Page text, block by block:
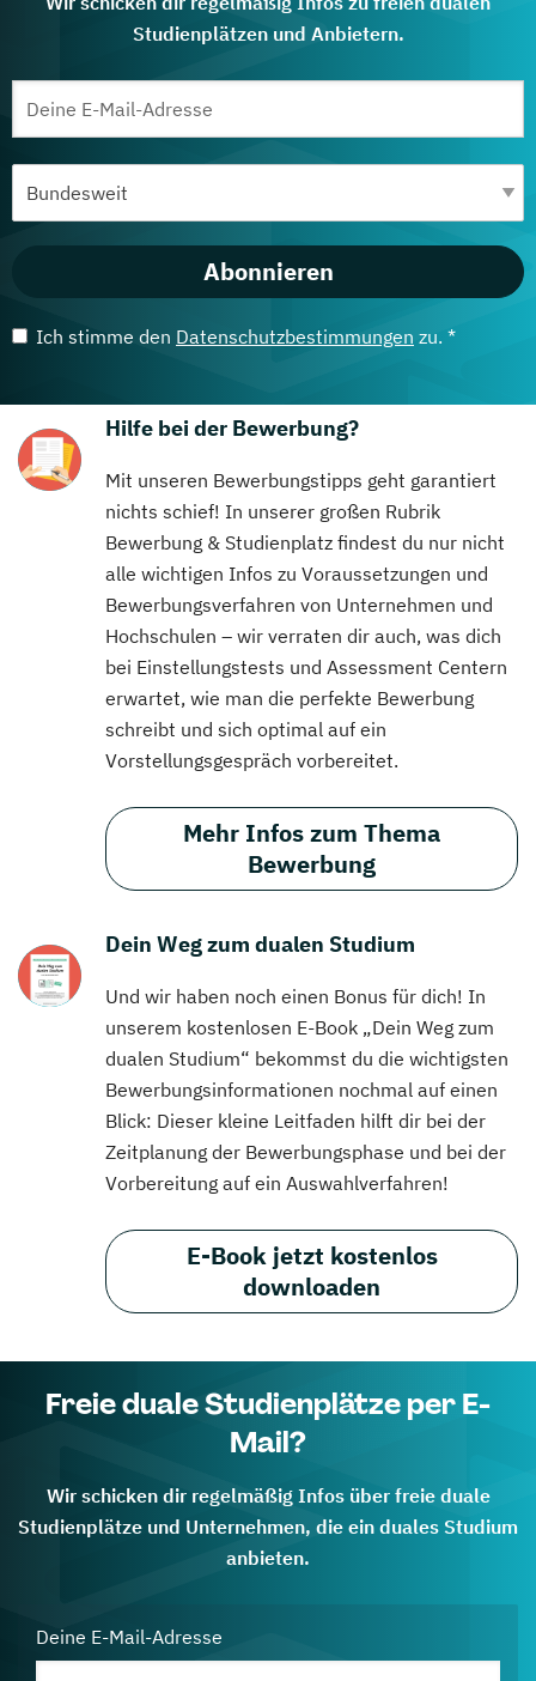
Studienplätzen und Anbietern.
Abonnieren
Ich stimme den Datenschutzbestimmungen zu. *
Hilfe bei der Bewerbung?
Mit unseren Bewerbungstipps geht garantiert
nichts schief! In unserer großen Rubrik
Bewerbung & Studienplatz findest du nur nicht
alle wichtigen Infos zu Voraussetzungen und
Bewerbungsverfahren von Unternehmen und
Hochschulen – wir verraten dir auch, was dich
bei Einstellungstests und Assessment Centern
erwartet, wie man die perfekte Bewerbung
schreibt und sich optimal auf ein
Vorstellungsgespräch vorbereitet.
Mehr Infos zum Thema
Bewerbung
Dein Weg zum dualen Studium
Und wir haben noch einen Bonus für dich! In
unserem kostenlosen E-Book „Dein Weg zum
dualen Studium“ bekommst du die wichtigsten
Bewerbungsinformationen nochmal auf einen
Blick: Dieser kleine Leitfaden hilft dir bei der
Zeitplanung der Bewerbungsphase und bei der
Vorbereitung auf ein Auswahlverfahren!
E-Book jetzt kostenlos
downloaden
Freie duale Studienplätze per E-
Mail?
Wir schicken dir regelmäßig Infos über freie duale
Studienplätze und Unternehmen, die ein duales Studium
anbieten.
Deine E-Mail-Adresse